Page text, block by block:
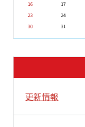
16
17
23
24
30
31
更新情報